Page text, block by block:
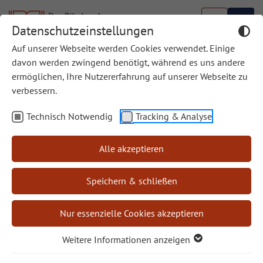
Datenschutzeinstellungen
Auf unserer Webseite werden Cookies verwendet. Einige
davon werden zwingend benötigt, während es uns andere
ermöglichen, Ihre Nutzererfahrung auf unserer Webseite zu
verbessern.
Technisch Notwendig Tracking & Analyse
Alle akzeptieren
Speichern & schließen
Nur essenzielle Cookies akzeptieren
Weitere Informationen anzeigen
Weihbischof Ludger Scherpers zur aktuellen
Ausgabe von Bibel und Kirche
„Queere Menschen
haben sich nicht erst
heute in die Geschichten
der Bibel eingeschrieben
— sie waren immer Teil
jener menschlichen
Wirklichkeit, von der die Heilige Schrift erzählt.
Dieses Buch macht sichtbar, dass Gottes Wort nicht